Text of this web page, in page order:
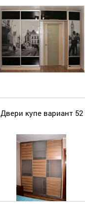
Двери купе вариант 52